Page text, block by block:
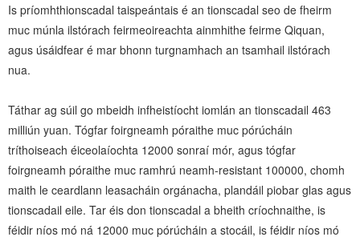
Is príomhthionscadal taispeántais é an tionscadal seo de fheirm
muc múnla ilstórach feirmeoireachta ainmhithe feirme Qiquan,
agus úsáidfear é mar bhonn turgnamhach an tsamhail ilstórach
nua.
Táthar ag súil go mbeidh infheistíocht iomlán an tionscadail 463
milliún yuan. Tógfar foirgneamh póraithe muc pórúcháin
tríthoiseach éiceolaíochta 12000 sonraí mór, agus tógfar
foirgneamh póraithe muc ramhrú neamh-resistant 100000, chomh
maith le ceardlann leasacháin orgánacha, plandáil piobar glas agus
tionscadail eile. Tar éis don tionscadal a bheith críochnaithe, is
féidir níos mó ná 12000 muc pórúcháin a stocáil, is féidir níos mó